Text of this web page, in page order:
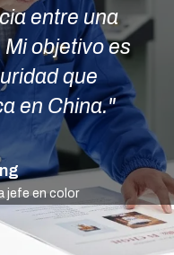
entre una
objetivo es
que
en China."
jefe en color